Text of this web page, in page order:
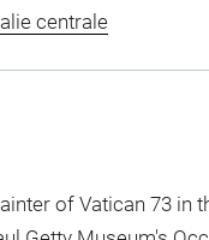
centrale
of Vatican 73 in